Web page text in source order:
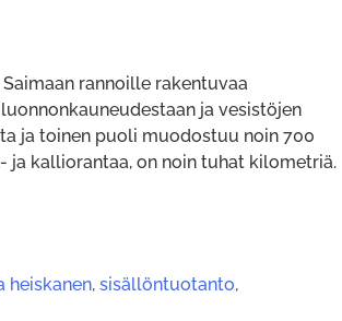
rannoille rakentuvaa
ja vesistöjen
ja toinen puoli muodostuu noin 700
ja kalliorantaa, on noin tuhat kilometriä.
heiskanen, sisällöntuotanto,